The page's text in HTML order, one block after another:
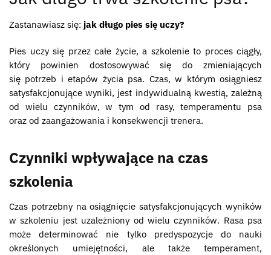
Zastanawiasz się: jak długo pies się uczy?
Pies uczy się przez całe życie, a szkolenie to proces ciągły,
który powinien dostosowywać się do zmieniających
się potrzeb i etapów życia psa. Czas, w którym osiągniesz
satysfakcjonujące wyniki, jest indywidualną kwestią, zależną
od wielu czynników, w tym od rasy, temperamentu psa
oraz od zaangażowania i konsekwencji trenera.
Czynniki wpływające na czas
szkolenia
Czas potrzebny na osiągnięcie satysfakcjonujących wyników
w szkoleniu jest uzależniony od wielu czynników. Rasa psa
może determinować nie tylko predyspozycje do nauki
określonych umiejętności, ale także temperament,